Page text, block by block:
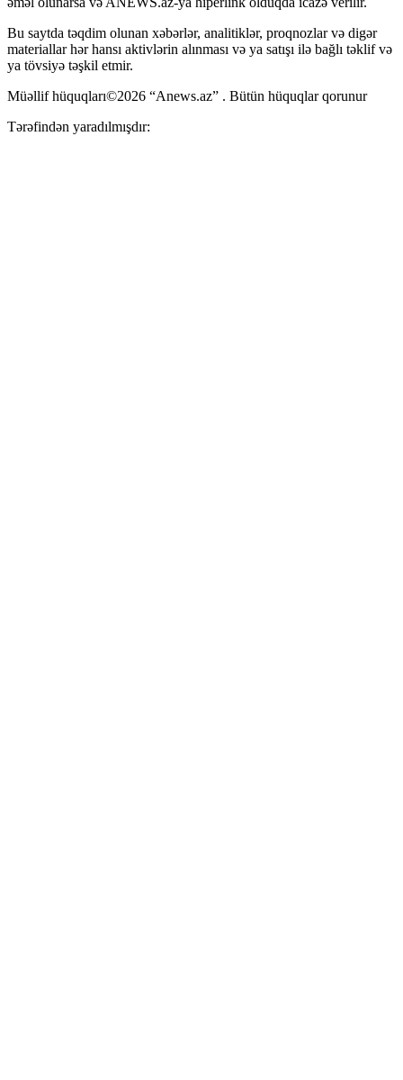
Bu saytda təqdim olunan xəbərlər, analitiklər, proqnozlar və digər
materiallar hər hansı aktivlərin alınması və ya satışı ilə bağlı təklif və
ya tövsiyə təşkil etmir.
Müəllif hüquqları©2026 “Anews.az” . Bütün hüquqlar qorunur
Tərəfindən yaradılmışdır: